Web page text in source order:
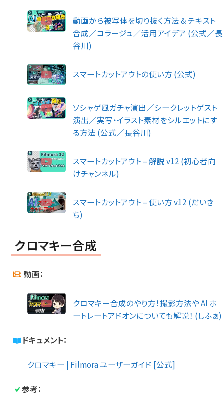
動画から被写体を切り抜く方法 & テキスト
合成／コラージュ／活用アイデア (公式／長
谷川)
スマートカットアウトの使い方 (公式)
ソシャゲ風ガチャ演出／シークレットゲスト
演出／実写・イラスト素材をシルエットにす
る方法 (公式／長谷川)
スマートカットアウト – 解説 v12 (初心者向
けチャンネル)
スマートカットアウト – 使い方 v12 (だいき
ち)
クロマキー合成
動画：
クロマキー合成のやり方！撮影方法や AI ポ
ートレートアドオンについても解説！ (しふぁ)
ドキュメント：
クロマキー | Filmora ユーザーガイド [公式]
参考：